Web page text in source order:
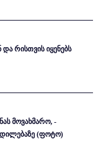
რისთვის იყენებს
მოვახმარო, -
(ფოტო)